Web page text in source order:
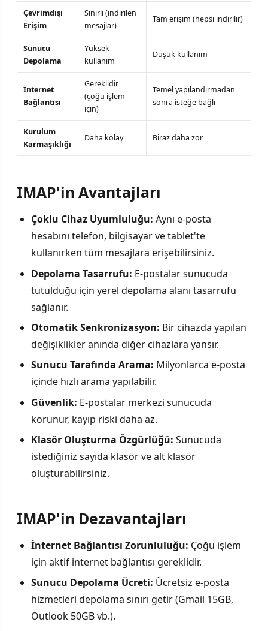
Çevrimdışı
Erişim
Sınırlı (indirilen
mesajlar)
Tam erişim (hepsi indirilir)
Sunucu
Depolama
Yüksek
kullanım
Düşük kullanım
İnternet
Bağlantısı
Gereklidir
(çoğu işlem
için)
Temel yapılandırmadan
sonra isteğe bağlı
Kurulum
Karmaşıklığı
Daha kolay Biraz daha zor
IMAP'in Avantajları
Çoklu Cihaz Uyumluluğu: Aynı e-posta
hesabını telefon, bilgisayar ve tablet'te
kullanırken tüm mesajlara erişebilirsiniz.
Depolama Tasarrufu: E-postalar sunucuda
tutulduğu için yerel depolama alanı tasarrufu
sağlanır.
Otomatik Senkronizasyon: Bir cihazda yapılan
değişiklikler anında diğer cihazlara yansır.
Sunucu Tarafında Arama: Milyonlarca e-posta
içinde hızlı arama yapılabilir.
Güvenlik: E-postalar merkezi sunucuda
korunur, kayıp riski daha az.
Klasör Oluşturma Özgürlüğü: Sunucuda
istediğiniz sayıda klasör ve alt klasör
oluşturabilirsiniz.
IMAP'in Dezavantajları
İnternet Bağlantısı Zorunluluğu: Çoğu işlem
için aktif internet bağlantısı gereklidir.
Sunucu Depolama Ücreti: Ücretsiz e-posta
hizmetleri depolama sınırı getir (Gmail 15GB,
Outlook 50GB vb.).